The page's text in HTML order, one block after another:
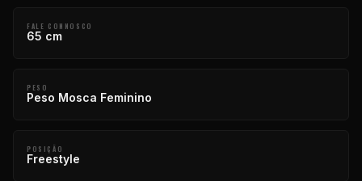
FALE CONNOSCO
65 cm
PESO
Peso Mosca Feminino
POSIÇÃO
Freestyle